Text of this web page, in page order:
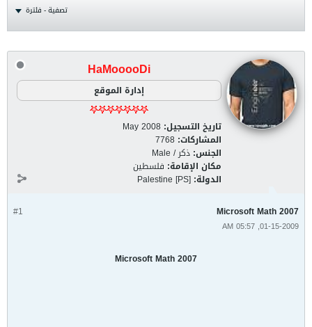
تصفية - فلترة
HaMooooDi
إدارة الموقع
تاريخ التسجيل: May 2008
المشاركات: 7768
الجنس: ذكر / Male
مكان الإقامة: فلسطين
الدولة: Palestine [PS]
#1 Microsoft Math 2007
01-15-2009, 05:57 AM
Microsoft Math 2007